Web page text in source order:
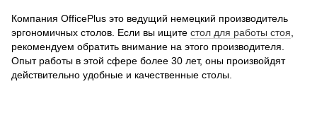
Компания OfficePlus это ведущий немецкий производитель
эргономичных столов. Если вы ищите стол для работы стоя
рекомендуем обратить внимание на этого производителя.
Опыт работы в этой сфере более 30 лет, оны произвойдят
действительно удобные и качественные столы.